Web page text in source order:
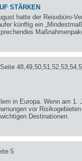
STÄRKEN
hatte der Reisebüro-
künftig ein
in Europa. Wenn am 1.
vor
Destinationen.
5